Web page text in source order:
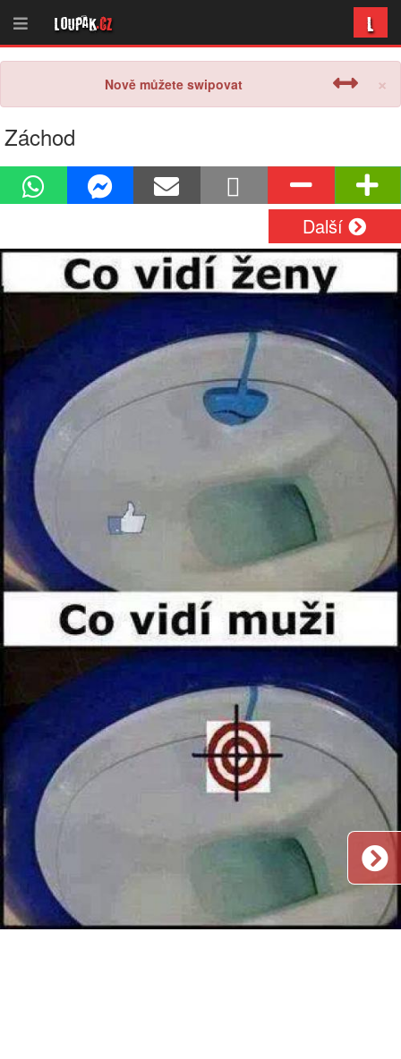
Loupak.cz L
×
Nově můžete swipovat
Záchod
Další